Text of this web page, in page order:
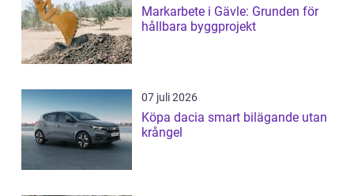
Markarbete i Gävle: Grunden för
hållbara byggprojekt
07 juli 2026
Köpa dacia smart bilägande utan
krångel